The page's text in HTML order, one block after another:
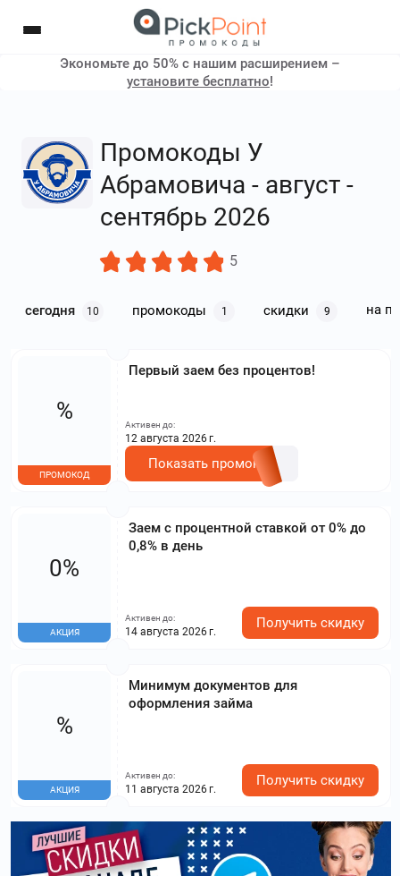
Экономьте до 50% с нашим расширением –
установите бесплатно!
Промокоды У
Абрамовича - август -
сентябрь 2026
5
сегодня 10 промокоды 1 скидки 9 на
Первый заем без процентов!
%
ПРОМОКОД
Активен до:
12 августа 2026 г.
Показать промокод
Заем с процентной ставкой от 0% до
0,8% в день
0%
АКЦИЯ
Активен до:
14 августа 2026 г.
Получить скидку
Минимум документов для
оформления займа
%
АКЦИЯ
Активен до:
11 августа 2026 г.
Получить скидку